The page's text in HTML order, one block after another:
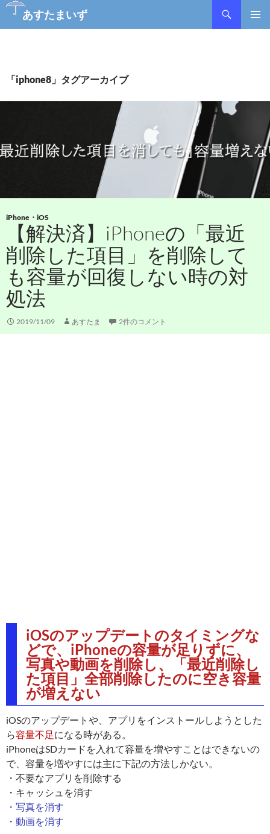
あすたまいず
検
ツ
ス
「iphone8」タグアーカイブ
iPhone・iOS
【解決済】iPhoneの「最近
削除した項目」を削除して
も容量が回復しない時の対
処法
2019/11/09 あすたま 2件のコメント
iOSのアップデートのタイミングな
どで、iPhoneの容量が足りずに、
写真や動画を削除し、「最近削除し
た項目」全部削除したのに空き容量
が増えない
iOSのアップデートや、アプリをインストールしようとした
ら容量不足になる時がある。
iPhoneはSDカードを入れて容量を増やすことはできないの
で、容量を増やすには主に下記の方法しかない。
・不要なアプリを削除する
・キャッシュを消す
・写真を消す
・動画を消す